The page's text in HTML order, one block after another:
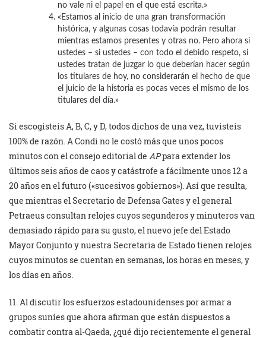
no vale ni el papel en el que está escrita.»
«Estamos al inicio de una gran transformación
histórica, y algunas cosas todavía podrán resultar
mientras estamos presentes y otras no. Pero ahora si
ustedes – si ustedes – con todo el debido respeto, si
ustedes tratan de juzgar lo que deberían hacer según
los titulares de hoy, no considerarán el hecho de que
el juicio de la historia es pocas veces el mismo de los
titulares del día.»
Si escogisteis A, B, C, y D, todos dichos de una vez, tuvisteis
100% de razón. A Condi no le costó más que unos pocos
minutos con el consejo editorial de APpara extender los
últimos seis años de caos y catástrofe a fácilmente unos 12 a
20 años en el futuro («sucesivos gobiernos»). Así que resulta,
que mientras el Secretario de Defensa Gates y el general
Petraeus consultan relojes cuyos segunderos y minuteros van
demasiado rápido para su gusto, el nuevo jefe del Estado
Mayor Conjunto y nuestra Secretaria de Estado tienen relojes
cuyos minutos se cuentan en semanas, los horas en meses, y
los días en años.
11. Al discutir los esfuerzos estadounidenses por armar a
grupos suníes que ahora afirman que están dispuestos a
combatir contra al-Qaeda, ¿qué dijo recientemente el general